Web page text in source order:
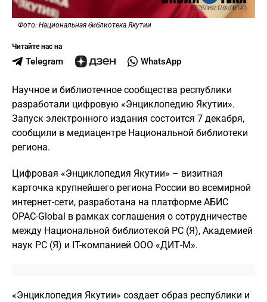
Фото: Национальная библиотека Якутии
Читайте нас на
Telegram WhatsApp
Научное и библиотечное сообщества республики
разработали цифровую «Энциклопедию Якутии».
Запуск электронного издания состоится 7 декабря,
сообщили в медиацентре Национальной библиотеки
региона.
Цифровая «Энциклопедия Якутии» – визитная
карточка крупнейшего региона России во всемирной
интернет-сети, разработана на платформе АБИС
OPAC-Global в рамках соглашения о сотрудничестве
между Национальной библиотекой РС (Я), Академией
наук РС (Я) и IT-компанией ООО «ДИТ-М».
«Энциклопедия Якутии» создает образ республики и